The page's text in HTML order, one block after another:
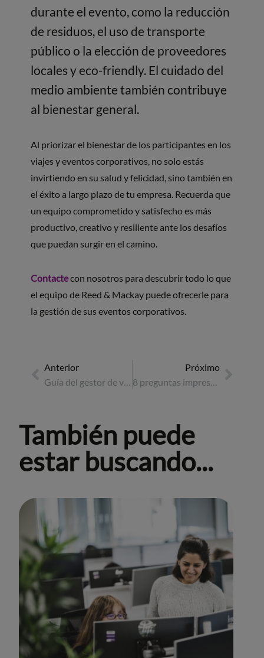
durante el evento, como la reducción
de residuos, el uso de transporte
público o la elección de proveedores
locales y eco-friendly. El cuidado del
medio ambiente también contribuye
al bienestar general.
Al priorizar el bienestar de los participantes en los
viajes y eventos corporativos, no solo estás
invirtiendo en su salud y felicidad, sino también en
el éxito a largo plazo de tu empresa. Recuerda que
un equipo comprometido y satisfecho es más
productivo, creativo y resiliente ante los desafíos
que puedan surgir en el camino.
Contactecon nosotros para descubrir todo lo que
el equipo de Reed & Mackay puede ofrecerle para
la gestión de sus eventos corporativos.
Anterior
Guía del gestor de viajes para el bienestar en los viajes de negocios
Próximo
8 preguntas imprescindibles a incluir en el briefing de tu evento
También puede
estar buscando...